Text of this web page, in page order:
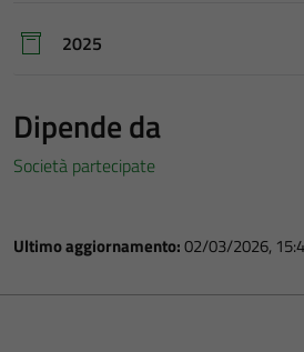
2025
Dipende da
Società partecipate
Ultimo aggiornamento:02/03/2026,